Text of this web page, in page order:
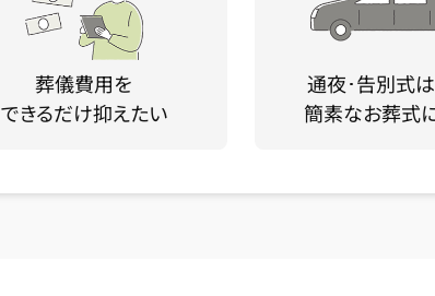
葬儀費用を
できるだけ抑えたい
通夜･告別式
簡素なお葬式